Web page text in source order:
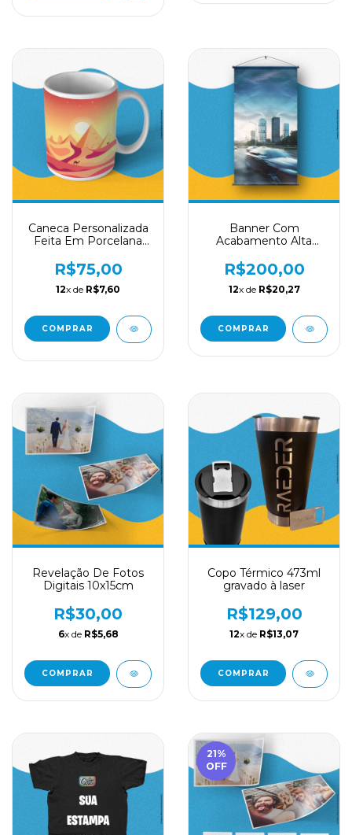
Caneca Personalizada
Feita Em Porcelana
R$75,00
12x de R$7,60
Banner Com
Acabamento Alta
R$200,00
12x de R$20,27
COMPRAR
Revelação De Fotos
Digitais 10x15cm
R$30,00
6x de R$5,68
COMPRAR
Copo Térmico 473ml
gravado à laser
R$129,00
12x de R$13,07
COMPRAR
21%
OFF